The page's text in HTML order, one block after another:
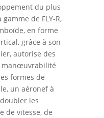
du plus
de FLY-R,
en forme
grâce à son
autorise des
manœuvrabilité
formes de
un aéronef à
les
de vitesse, de